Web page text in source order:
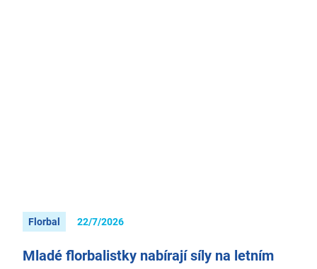
Florbal 22/7/2026
Mladé florbalistky nabírají síly na letním